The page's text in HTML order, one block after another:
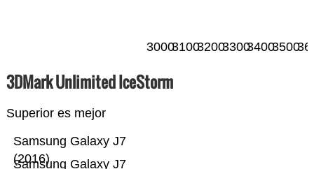
300031003200330034003500
3DMark Unlimited IceStorm
Superior es mejor
Samsung Galaxy J7
Samsung Galaxy J7
(2016)